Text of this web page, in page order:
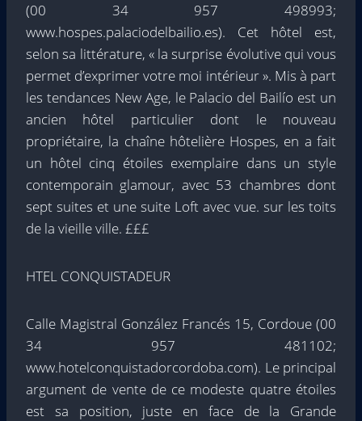
(00 34 957 498993;
www.hospes.palaciodelbailio.es). Cet hôtel est,
selon sa littérature, « la surprise évolutive qui vous
permet d’exprimer votre moi intérieur ». Mis à part
les tendances New Age, le Palacio del Bailío est un
ancien hôtel particulier dont le nouveau
propriétaire, la chaîne hôtelière Hospes, en a fait
un hôtel cinq étoiles exemplaire dans un style
contemporain glamour, avec 53 chambres dont
sept suites et une suite Loft avec vue. sur les toits
de la vieille ville. £££
HTEL CONQUISTADEUR
Calle Magistral González Francés 15, Cordoue (00
34 957 481102;
www.hotelconquistadorcordoba.com). Le principal
argument de vente de ce modeste quatre étoiles
est sa position, juste en face de la Grande